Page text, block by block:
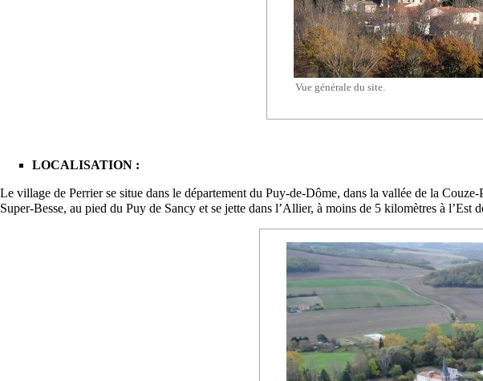
Vue générale du site.
LOCALISATION :
Le village de Perrier se situe dans le département du Puy-de-Dôme, dans la vallée de la
Super-Besse, au pied du Puy de Sancy et se jette dans l’Allier, à moins de 5 kilomètres à